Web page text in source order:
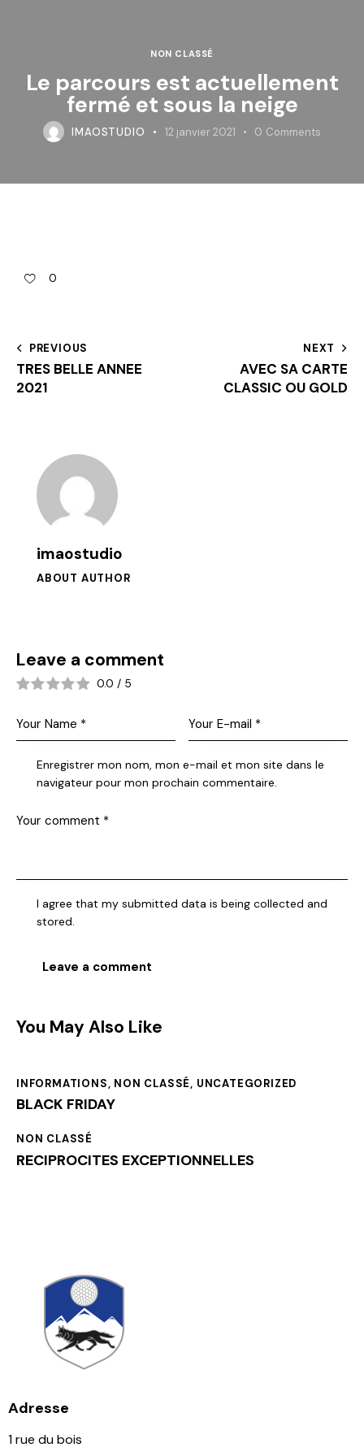
NON CLASSÉ
Le parcours est actuellement
fermé et sous la neige
IMAOSTUDIO 12 janvier 2021 0 Comments
0
PREVIOUS
TRES BELLE ANNEE
2021
NEXT
AVEC SA CARTE
CLASSIC OU GOLD
imaostudio
ABOUT AUTHOR
Leave a comment
0.0 / 5
Enregistrer mon nom, mon e-mail et mon site dans le
navigateur pour mon prochain commentaire.
I agree that my submitted data is being collected and
stored.
You May Also Like
INFORMATIONS, NON CLASSÉ, UNCATEGORIZED
BLACK FRIDAY
NON CLASSÉ
RECIPROCITES EXCEPTIONNELLES
Adresse
1 rue du bois